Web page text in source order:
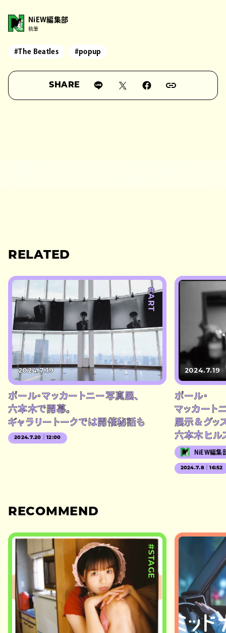
NiEW編集部
執筆
#The Beatles #popup
SHARE
RELATED
#ART
2024.7.19
ポール・マッカートニー写真展、
六本木で開幕。
ギャラリートークでは開催秘話も
2024.7.20｜12:00
2024.7.19
ポール・
マッカート
展示＆グッ
六本木ヒル
NiEW編集
2024.7.8｜16:52
RECOMMEND
#STAGE